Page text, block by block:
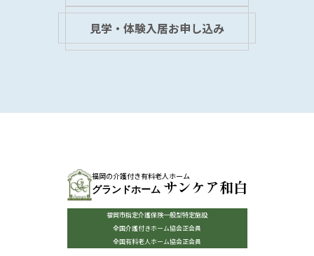
見学・体験入居お申し込み
福岡の介護付き有料老人ホーム
グランドホーム サンケア和白
福岡市指定介護保険一般型特定施設
全国介護付きホーム協会正会員
全国有料老人ホーム協会正会員